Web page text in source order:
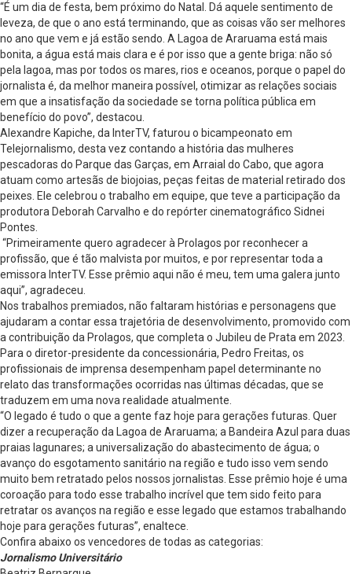
“É um dia de festa, bem próximo do Natal. Dá aquele sentimento de
leveza, de que o ano está terminando, que as coisas vão ser melhores
no ano que vem e já estão sendo. A Lagoa de Araruama está mais
bonita, a água está mais clara e é por isso que a gente briga: não só
pela lagoa, mas por todos os mares, rios e oceanos, porque o papel do
jornalista é, da melhor maneira possível, otimizar as relações sociais
em que a insatisfação da sociedade se torna política pública em
benefício do povo”, destacou.
Alexandre Kapiche, da InterTV, faturou o bicampeonato em
Telejornalismo, desta vez contando a história das mulheres
pescadoras do Parque das Garças, em Arraial do Cabo, que agora
atuam como artesãs de biojoias, peças feitas de material retirado dos
peixes. Ele celebrou o trabalho em equipe, que teve a participação da
produtora Deborah Carvalho e do repórter cinematográfico Sidnei
Pontes.
“Primeiramente quero agradecer à Prolagos por reconhecer a
profissão, que é tão malvista por muitos, e por representar toda a
emissora InterTV. Esse prêmio aqui não é meu, tem uma galera junto
aqui”, agradeceu.
Nos trabalhos premiados, não faltaram histórias e personagens que
ajudaram a contar essa trajetória de desenvolvimento, promovido com
a contribuição da Prolagos, que completa o Jubileu de Prata em 2023.
Para o diretor-presidente da concessionária, Pedro Freitas, os
profissionais de imprensa desempenham papel determinante no
relato das transformações ocorridas nas últimas décadas, que se
traduzem em uma nova realidade atualmente.
“O legado é tudo o que a gente faz hoje para gerações futuras. Quer
dizer a recuperação da Lagoa de Araruama; a Bandeira Azul para duas
praias lagunares; a universalização do abastecimento de água; o
avanço do esgotamento sanitário na região e tudo isso vem sendo
muito bem retratado pelos nossos jornalistas. Esse prêmio hoje é uma
coroação para todo esse trabalho incrível que tem sido feito para
retratar os avanços na região e esse legado que estamos trabalhando
hoje para gerações futuras”, enaltece.
Confira abaixo os vencedores de todas as categorias:
Jornalismo Universitário